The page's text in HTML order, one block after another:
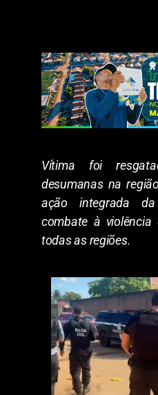
Vítima foi
desumanas na
ação integrada
combate à
todas as regiões.